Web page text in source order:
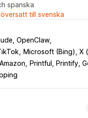
spanska
till svenska
OpenClaw
Microsoft (Bing), X
Printful, Printify,